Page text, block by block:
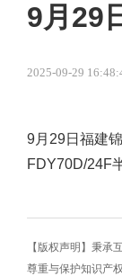
9月29
2025-09-29
9月29日福建
FDY70D/24F
【版权声明】秉
尊重与保护知识产